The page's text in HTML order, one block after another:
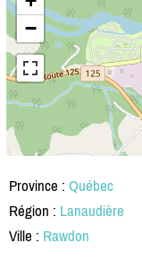
−
Province : Québec
Région : Lanaudière
Ville : Rawdon